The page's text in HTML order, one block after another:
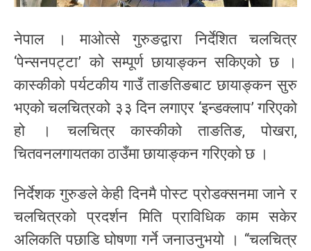
नेपाल । माओत्से गुरुङद्वारा निर्देशित चलचित्र
‘पेन्सनपट्टा’ को सम्पूर्ण छायाङ्कन सकिएको छ ।
कास्कीको पर्यटकीय गाउँ ताङतिङबाट छायाङ्कन सुरु
भएको चलचित्रको ३३ दिन लगाएर ‘इन्डक्लाप’ गरिएको
हो । चलचित्र कास्कीको ताङतिङ, पोखरा,
चितवनलगायतका ठाउँमा छायाङ्कन गरिएको छ ।
निर्देशक गुरुङले केही दिनमै पोस्ट प्रोडक्सनमा जाने र
चलचित्रको प्रदर्शन मिति प्राविधिक काम सकेर
अलिकति पछाडि घोषणा गर्ने जनाउनुभयो । “चलचित्र